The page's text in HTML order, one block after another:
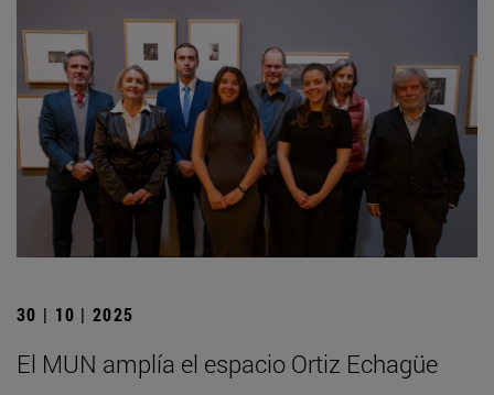
30 | 10 | 2025
El MUN amplía el espacio Ortiz Echagüe